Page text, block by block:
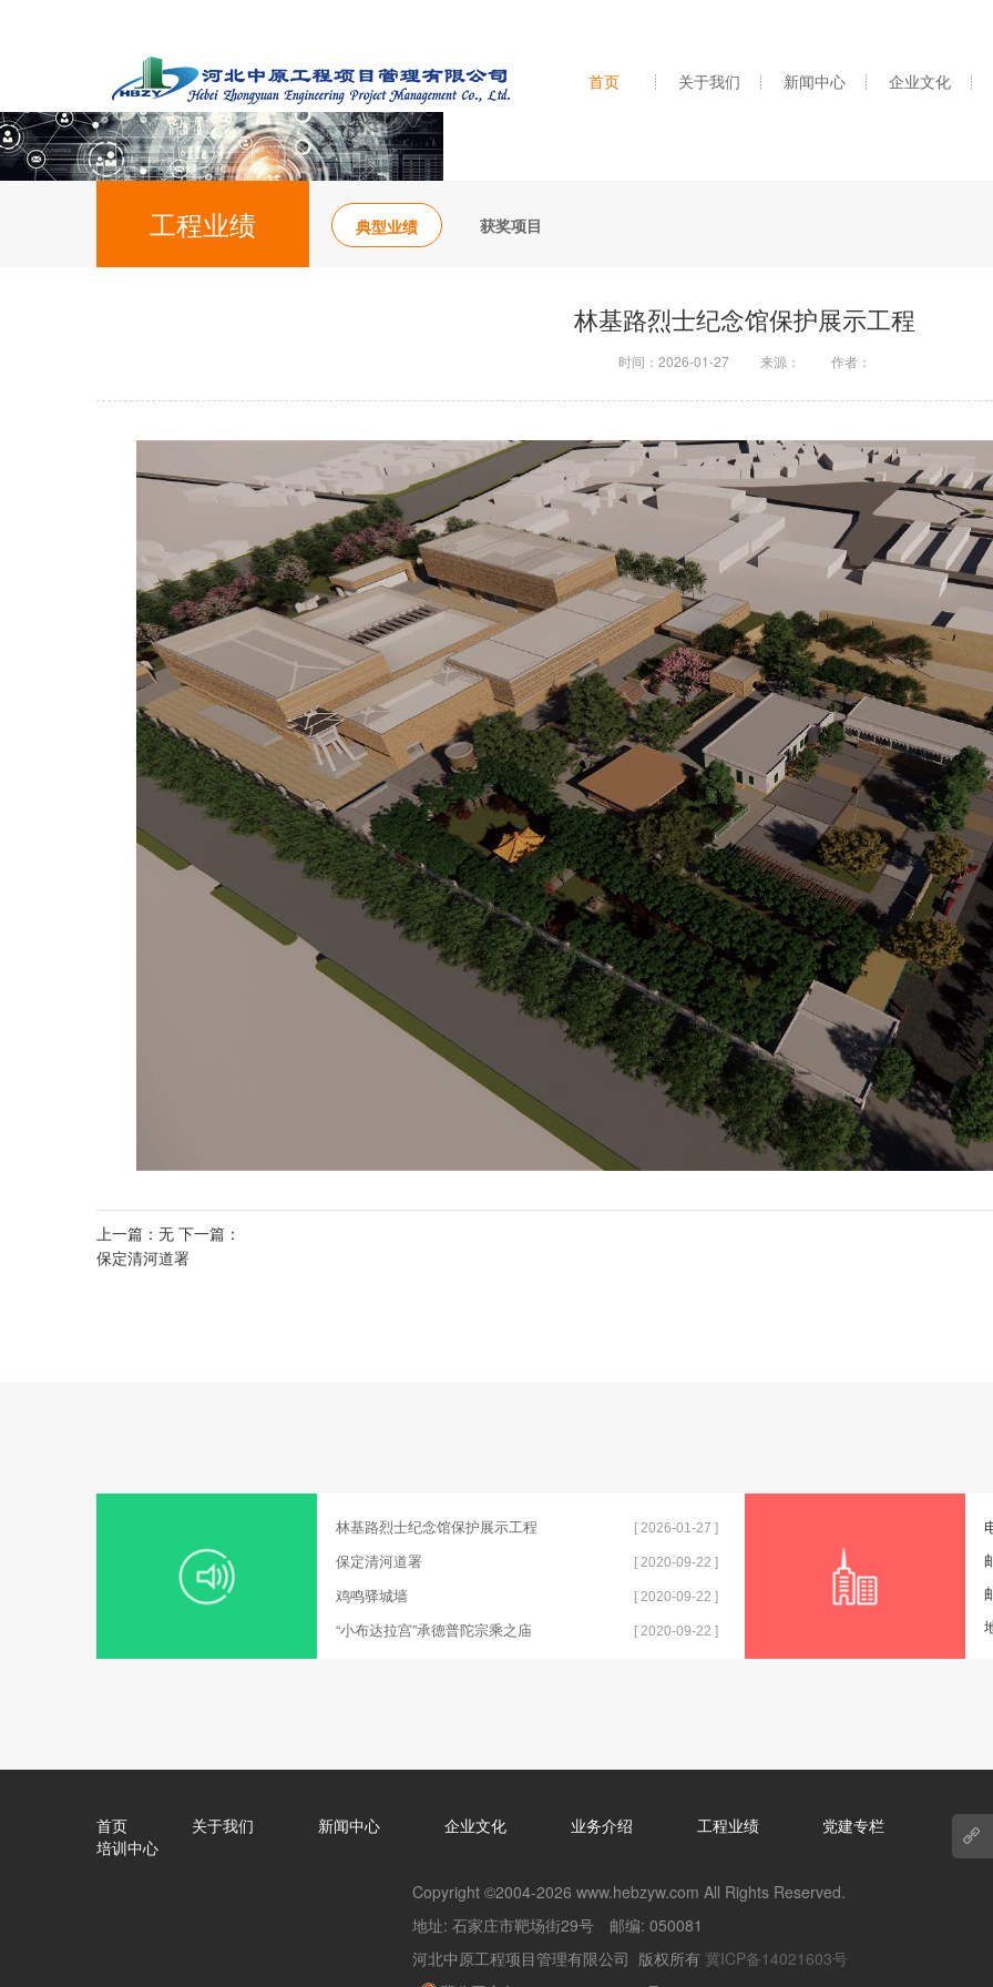
首页 关于我们 新闻中心 企业文化
工程业绩 典型业绩 获奖项目
林基路烈士纪念馆保护展示工程
时间：2026-01-27 来源： 作者：
上一篇：无 下一篇：
保定清河道署
林基路烈士纪念馆保护展示工程 [ 2026-01-27 ]
保定清河道署 [ 2020-09-22 ]
鸡鸣驿城墙 [ 2020-09-22 ]
“小布达拉宫”承德普陀宗乘之庙 [ 2020-09-22 ]
首页 关于我们 新闻中心 企业文化 业务介绍 工程业绩
党建专栏
培训中心
Copyright ©2004-2026 www.hebzyw.com All Rights Reserved.
地址: 石家庄市靶场街29号 邮编: 050081
河北中原工程项目管理有限公司 版权所有 冀ICP备14021603号